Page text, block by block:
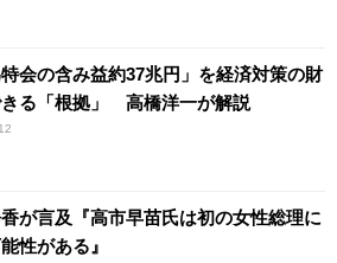
特会の含み益約37兆円」を経済対策の財
る「根拠」 高橋洋一が解説
が言及『高市早苗氏は初の女性総理に
性がある』